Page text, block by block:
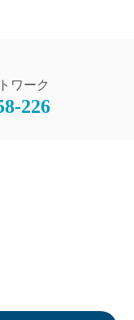
ワーク
226